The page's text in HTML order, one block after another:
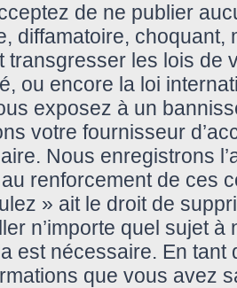
de ne publier
diffamatoire, choquant,
transgresser les lois de
ou encore la loi
exposez à un
votre fournisseur
Nous enregistrons
au renforcement de ces
» ait le droit de
n’importe quel sujet à
est nécessaire. En tant
que vous avez